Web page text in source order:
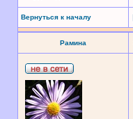
Вернуться к началу
Рамина